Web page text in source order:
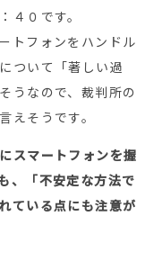
４０です。
トフォンをハンドル
ついて「著しい過
うなので、裁判所の
えそうです。
スマートフォンを握
、「不安定な方法で
ている点にも注意が